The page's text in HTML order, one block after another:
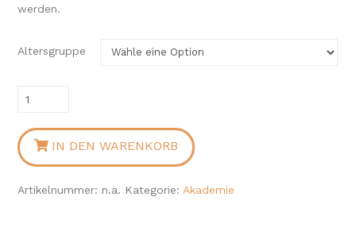
werden.
Altersgruppe
Klavier-
Menge
IN DEN WARENKORB
Artikelnummer: n.a. Kategorie: Akademie